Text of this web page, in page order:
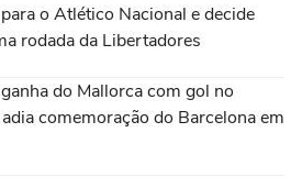
o Atlético Nacional e decide
rodada da Libertadores
do Mallorca com gol no
comemoração do Barcelona em